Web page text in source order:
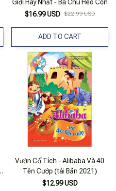
Giới Hay Nhất - Ba Chú Heo Con
$16.99 USD $22.99 USD
ADD TO CART
Vườn Cổ Tích - Alibaba Và 40
Tên Cướp (tái Bản 2021)
$12.99 USD